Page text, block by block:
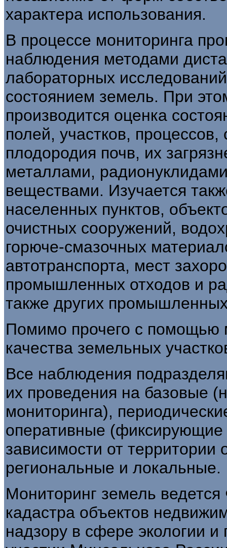
характера использования.
В процессе мониторинга
наблюдения методами
лабораторных
состоянием земель. При
производится оценка
полей, участков,
плодородия почв, их
металлами,
веществами. Изучается
населенных пунктов,
очистных сооружений,
горюче-смазочных
автотранспорта, мест
промышленных отходов и
также других
Помимо прочего с помощью
качества земельных
Все наблюдения
их проведения на базовые
мониторинга),
оперативные
зависимости от
региональные и локальные.
Мониторинг земель
кадастра объектов
надзору в сфере экологии